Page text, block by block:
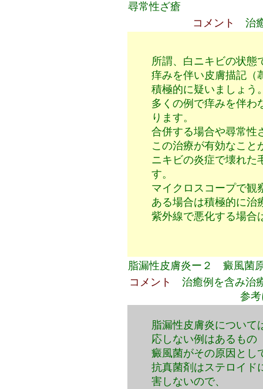
尋常性ざ瘡
コメント 治
所謂、白ニキビの状態
痒みを伴い皮膚描記（
積極的に疑いましょう
多くの例で痒みを伴わ
ります。
合併する場合や尋常性
この治療が有効なこと
ニキビの炎症で壊れた
す。
マイクロスコープで観
ある場合は積極的に治
紫外線で悪化する場合
脂漏性皮膚炎ー２ 癜風菌
コメント 治癒例を含み治
参
脂漏性皮膚炎について
応しない例はあるもの
癜風菌がその原因とし
抗真菌剤はステロイド
害しないので、